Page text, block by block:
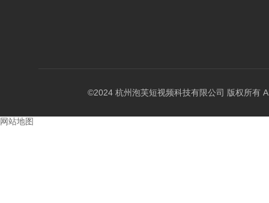
©2024 杭州泡芙短视频科技有限公司 版权所有
网站地图